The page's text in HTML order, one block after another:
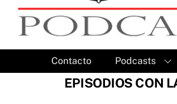
Contacto Podcasts
EPISODIOS CON